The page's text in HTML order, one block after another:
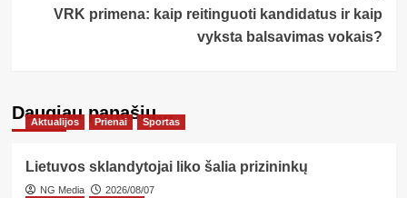
VRK primena: kaip reitinguoti kandidatus ir kaip
vyksta balsavimas vokais?
Daugiau panašių…
Aktualijos Prienai Sportas
Lietuvos sklandytojai liko šalia prizininkų
NG Media
2026/08/07